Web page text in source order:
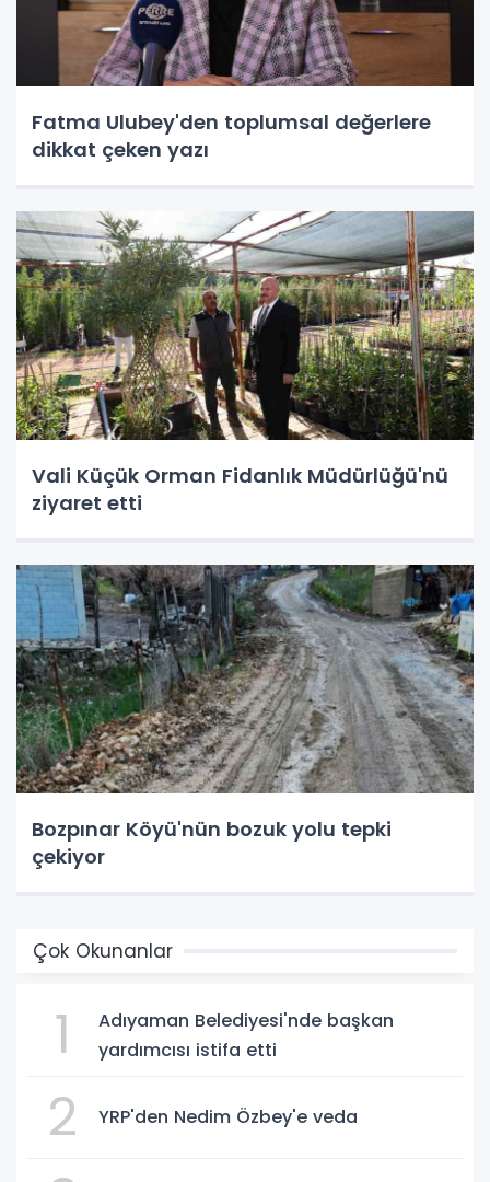
Fatma Ulubey'den toplumsal değerlere
dikkat çeken yazı
Vali Küçük Orman Fidanlık Müdürlüğü'nü
ziyaret etti
Bozpınar Köyü'nün bozuk yolu tepki
çekiyor
Çok Okunanlar
1
Adıyaman Belediyesi'nde başkan
yardımcısı istifa etti
2 YRP'den Nedim Özbey'e veda